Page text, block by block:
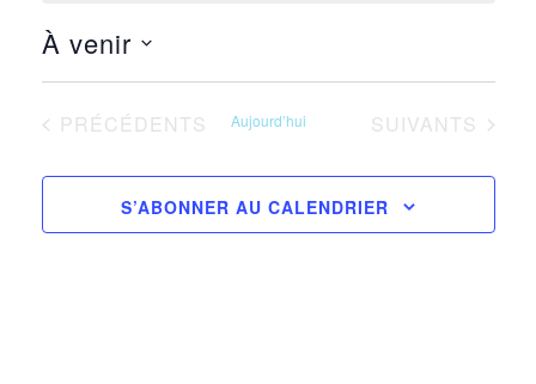
À venir
date.ÉVÈNEMENTS
PRÉCÉDENTS Aujourd’hui ÉVÈNEMENTS
SUIVANTS
S’ABONNER AU CALENDRIER